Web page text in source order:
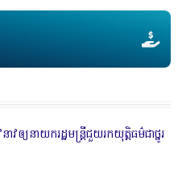
យនាយករដ្ឋមន្ត្រីជួយរកយុត្តិធម៌ជាថ្នូរ